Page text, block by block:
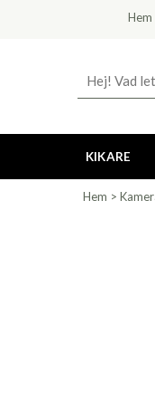
Hem
KIKARE
Hem >